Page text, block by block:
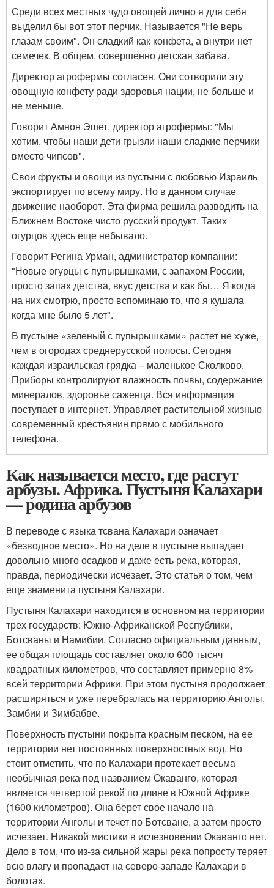
Среди всех местных чудо овощей лично я для себя
выделил бы вот этот перчик. Называется "Не верь
глазам своим". Он сладкий как конфета, а внутри нет
семечек. В общем, совершенно детская забава.
Директор агрофермы согласен. Они сотворили эту
овощную конфету ради здоровья нации, не больше и
не меньше.
Говорит Амнон Эшет, директор агрофермы: "Мы
хотим, чтобы наши дети грызли наши сладкие перчики
вместо чипсов".
Свои фрукты и овощи из пустыни с любовью Израиль
экспортирует по всему миру. Но в данном случае
движение наоборот. Эта фирма решила разводить на
Ближнем Востоке чисто русский продукт. Таких
огурцов здесь еще небывало.
Говорит Регина Урман, администратор компании:
"Новые огурцы с пупырышками, с запахом России,
просто запах детства, вкус детства и как бы… Я когда
на них смотрю, просто вспоминаю то, что я кушала
когда мне было 5 лет".
В пустыне «зеленый с пупырышками» растет не хуже,
чем в огородах среднерусской полосы. Сегодня
каждая израильская грядка – маленькое Сколково.
Приборы контролируют влажность почвы, содержание
минералов, здоровье саженца. Вся информация
поступает в интернет. Управляет растительной жизнью
современный крестьянин прямо с мобильного
телефона.
Как называется место, где растут
арбузы. Африка. Пустыня Калахари
— родина арбузов
В переводе с языка тсвана Калахари означает
«безводное место». Но на деле в пустыне выпадает
довольно много осадков и даже есть река, которая,
правда, периодически исчезает. Это статья о том, чем
еще знаменита пустыня Калахари.
Пустыня Калахари находится в основном на территории
трех государств: Южно-Африканской Республики,
Ботсваны и Намибии. Согласно официальным данным,
ее общая площадь составляет около 600 тысяч
квадратных километров, что составляет примерно 8%
всей территории Африки. При этом пустыня продолжает
расширяться и уже перебралась на территорию Анголы,
Замбии и Зимбабве.
Поверхность пустыни покрыта красным песком, на ее
территории нет постоянных поверхностных вод. Но
стоит отметить, что по Калахари протекает весьма
необычная река под названием Окаванго, которая
является четвертой рекой по длине в Южной Африке
(1600 километров). Она берет свое начало на
территории Анголы и течет по Ботсване, а затем просто
исчезает. Никакой мистики в исчезновении Окаванго нет.
Дело в том, что из-за сильной жары река попросту теряет
всю влагу и пропадает на северо-западе Калахари в
болотах.